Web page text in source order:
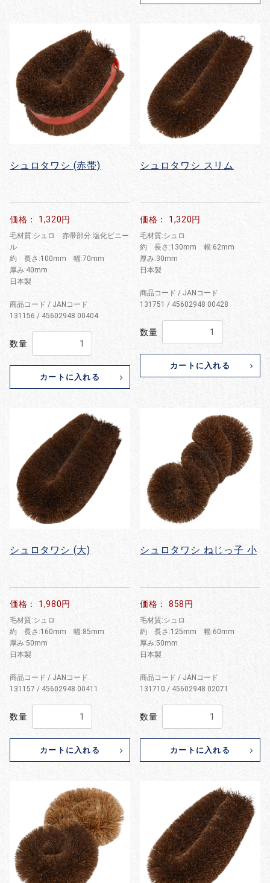
シュロタワシ (赤帯)
価格： 1,320円
毛材質:シュロ 赤帯部分:塩化ビニー
ル
約 長さ:100mm 幅:70mm
厚み:40mm
日本製
商品コード / JANコード
131156 / 45602948 00404
数量
カートに入れる
シュロタワシ スリム
価格： 1,320円
毛材質:シュロ
約 長さ:130mm 幅:62mm
厚み:30mm
日本製
商品コード / JANコード
131751 / 45602948 00428
数量
カートに入れる
シュロタワシ (大)
価格： 1,980円
毛材質:シュロ
約 長さ:160mm 幅:85mm
厚み:50mm
日本製
商品コード / JANコード
131157 / 45602948 00411
数量
カートに入れる
シュロタワシ ねじっ子 小
価格： 858円
毛材質:シュロ
約 長さ:125mm 幅:60mm
厚み:50mm
日本製
商品コード / JANコード
131710 / 45602948 02071
数量
カートに入れる